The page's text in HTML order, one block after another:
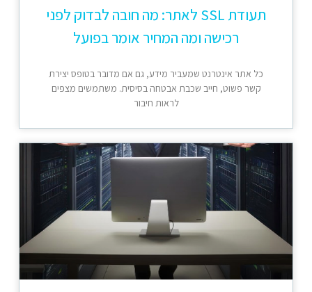
תעודת SSL לאתר: מה חובה לבדוק לפני
רכישה ומה המחיר אומר בפועל
כל אתר אינטרנט שמעביר מידע, גם אם מדובר בטופס יצירת
קשר פשוט, חייב שכבת אבטחה בסיסית. משתמשים מצפים
לראות חיבור